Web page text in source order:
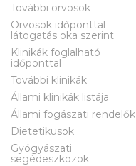
További orvosok
Orvosok időponttal
látogatás oka szerint
Klinikák foglalható
időponttal
További klinikák
Állami klinikák listája
Állami fogászati rendelők
Dietetikusok
Gyógyászati
segédeszközök